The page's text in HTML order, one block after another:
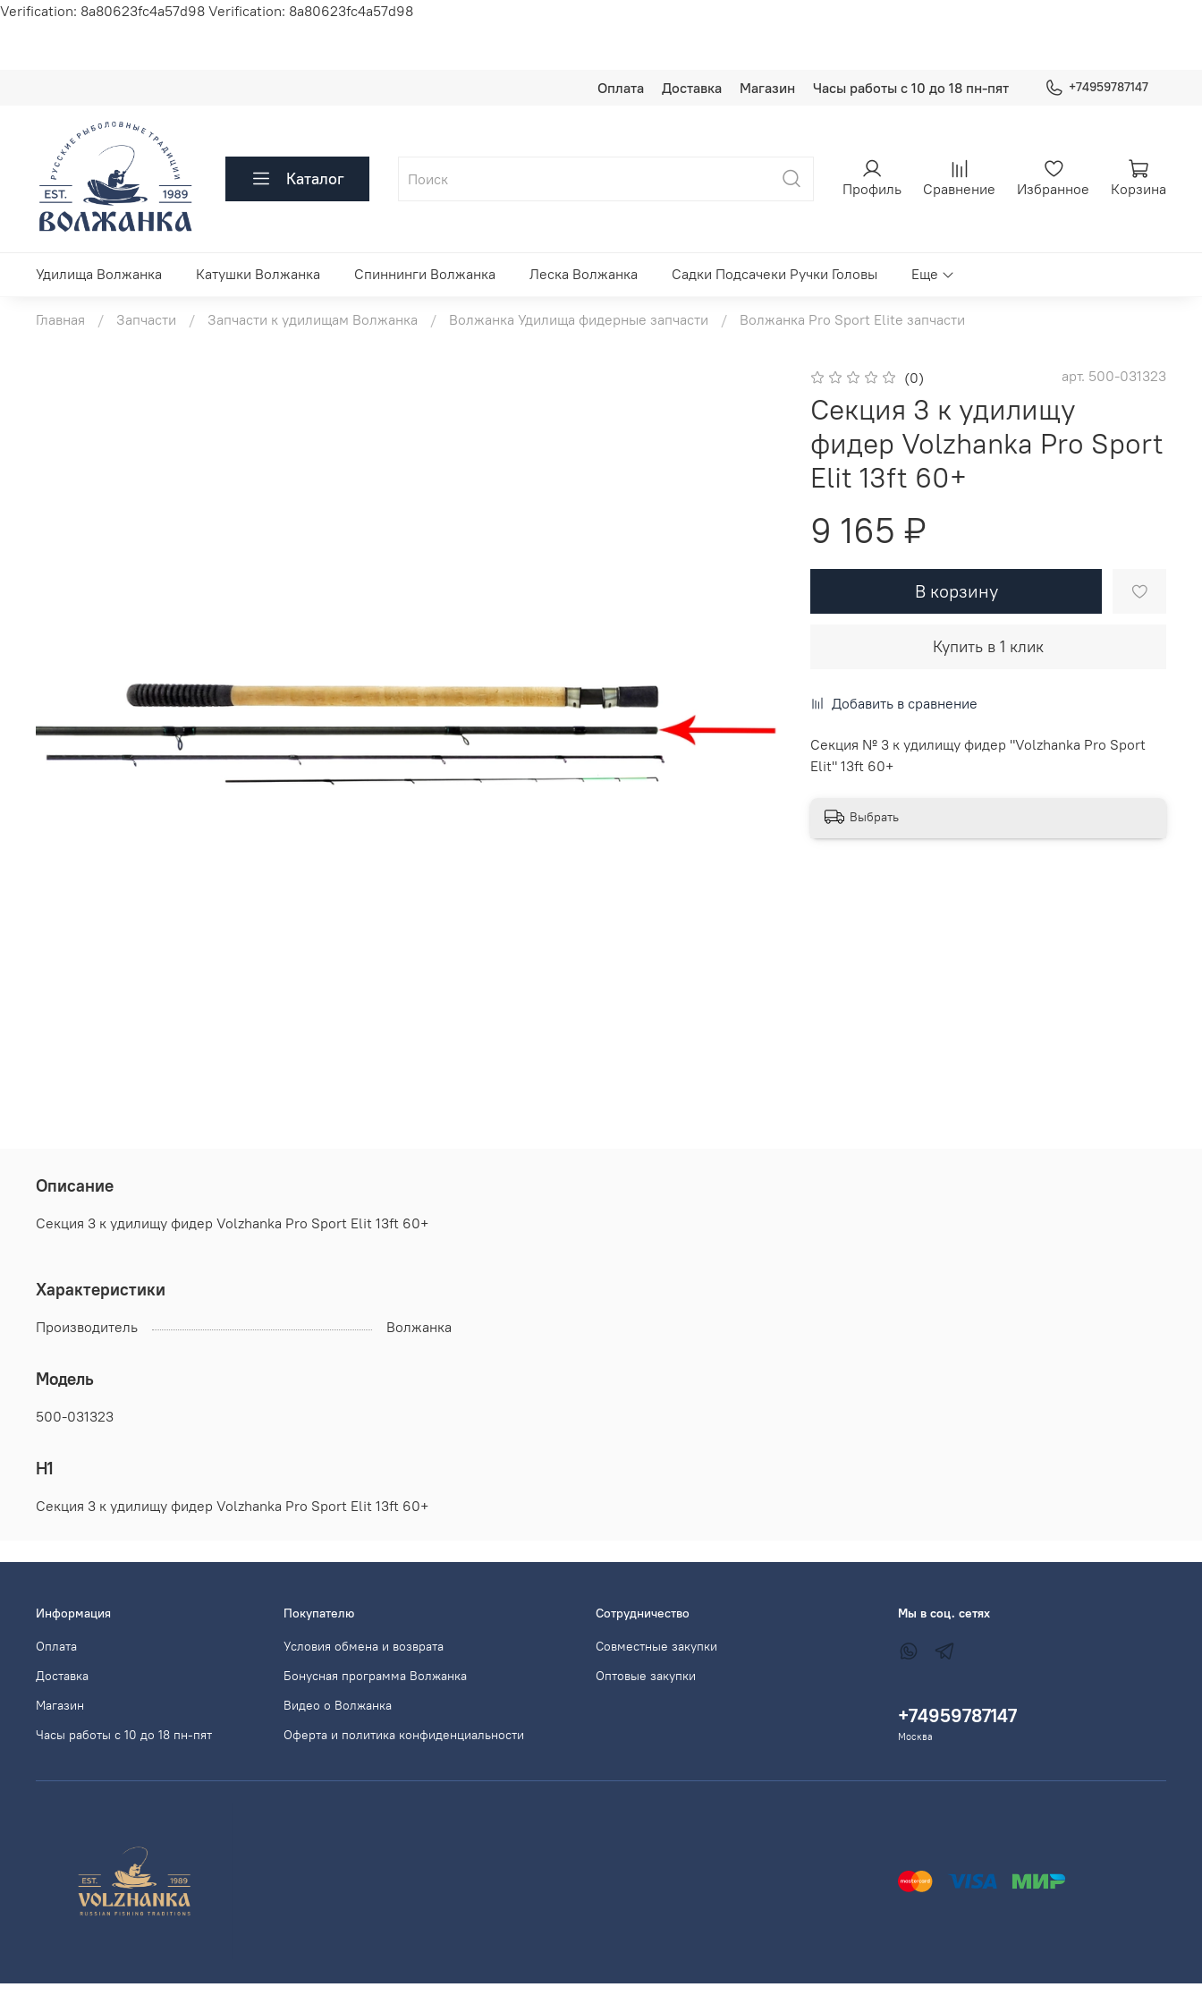
Verification: 8a80623fc4a57d98 Verification: 8a80623fc4a57d98
Оплата Доставка Магазин Часы работы с 10 до 18 пн-пят +74959787147
Каталог Профиль Сравнение Избранное Корзина
Удилища Волжанка Катушки Волжанка Спиннинги Волжанка Леска Волжанка Садки Подсачеки Ручки Головы Еще
Главная Запчасти Запчасти к удилищам Волжанка Волжанка Удилища фидерные запчасти Волжанка Pro Sport Elite запчасти
(0) арт. 500-031323
Секция 3 к удилищу
фидер Volzhanka Pro Sport
Elit 13ft 60+
9 165 ₽
В корзину
Купить в 1 клик
Добавить в сравнение
Секция № 3 к удилищу фидер "Volzhanka Pro Sport
Elit" 13ft 60+
Выбрать
Описание
Секция 3 к удилищу фидер Volzhanka Pro Sport Elit 13ft 60+
Характеристики
Производитель Волжанка
Модель
500-031323
H1
Секция 3 к удилищу фидер Volzhanka Pro Sport Elit 13ft 60+
Информация
Оплата
Доставка
Магазин
Часы работы с 10 до 18 пн-пят
Покупателю
Условия обмена и возврата
Бонусная программа Волжанка
Видео о Волжанка
Оферта и политика конфиденциальности
Сотрудничество
Совместные закупки
Оптовые закупки
Мы в соц. сетях
+74959787147
Москва